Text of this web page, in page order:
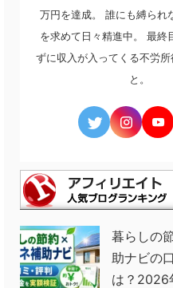
万円を達成。 誰にも縛られ
を求めて日々精進中。 最終
ずに収入が入ってくる不労所
と。
暮らしの
助ナビの
は？2026